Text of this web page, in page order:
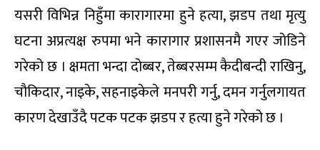
यसरी विभिन्न निहुँमा कारागारमा हुने हत्या, झडप तथा मृत्यु
घटना अप्रत्यक्ष रुपमा भने कारागार प्रशासनमै गएर जोडिने
गरेको छ । क्षमता भन्दा दोब्बर, तेब्बरसम्म कैदीबन्दी राखिनु,
चौकिदार, नाइके, सहनाइकेले मनपरी गर्नु, दमन गर्नुलगायत
कारण देखाउँदै पटक पटक झडप र हत्या हुने गरेको छ ।